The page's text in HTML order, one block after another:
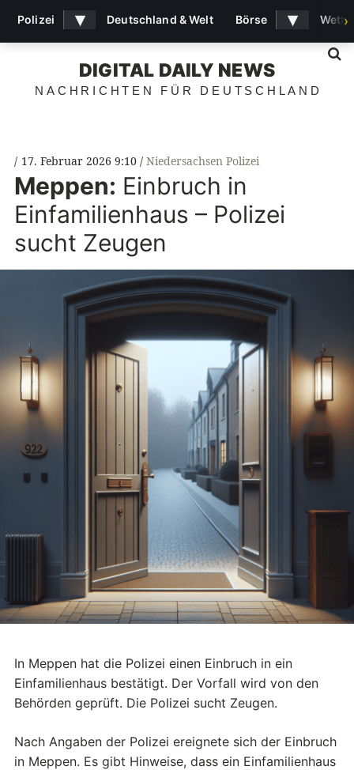
DIGITAL DAILY NEWS
NACHRICHTEN FÜR DEUTSCHLAND
17. Februar 2026 9:10 Niedersachsen Polizei
Meppen: Einbruch in
Einfamilienhaus – Polizei
sucht Zeugen
In Meppen hat die Polizei einen Einbruch in ein
Einfamilienhaus bestätigt. Der Vorfall wird von den
Behörden geprüft. Die Polizei sucht Zeugen.
Nach Angaben der Polizei ereignete sich der Einbruch
in Meppen. Es gibt Hinweise, dass ein Einfamilienhaus
Polizei ▾ Deutschland & Welt Börse ▾ ›